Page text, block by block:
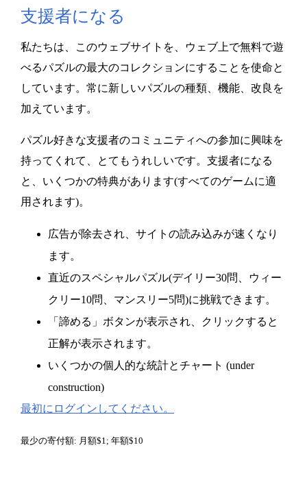
支援者になる
私たちは、このウェブサイトを、ウェブ上で無料で遊
べるパズルの最大のコレクションにすることを使命と
しています。常に新しいパズルの種類、機能、改良を
加えています。
パズル好きな支援者のコミュニティへの参加に興味を
持ってくれて、とてもうれしいです。支援者になる
と、いくつかの特典があります(すべてのゲームに適
用されます)。
広告が除去され、サイトの読み込みが速くなり
ます。
直近のスペシャルパズル(デイリー30問、ウィー
クリー10問、マンスリー5問)に挑戦できます。
「諦める」ボタンが表示され、クリックすると
正解が表示されます。
いくつかの個人的な統計とチャート (under
construction)
最初にログインしてください。
最少の寄付額: 月額$1; 年額$10